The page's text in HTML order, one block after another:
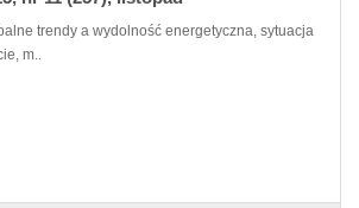
trendy a wydolność energetyczna, sytuacja
m..